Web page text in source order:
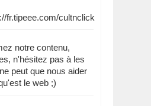
fr.tipeee.com/cultnclick
notre contenu,
n'hésitez pas à les
peut que nous aider
le web ;)